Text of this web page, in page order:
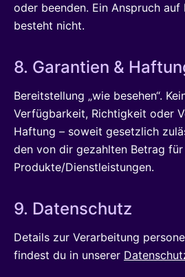
oder beenden. Ein Anspruch auf
besteht nicht.
8. Garantien &
Bereitstellung „wie besehen“.
Verfügbarkeit, Richtigkeit oder
Haftung – soweit gesetzlich
den von dir gezahlten Betrag für
Produkte/Dienstleistungen.
9. Datenschutz
Details zur Verarbeitung
findest du in unserer